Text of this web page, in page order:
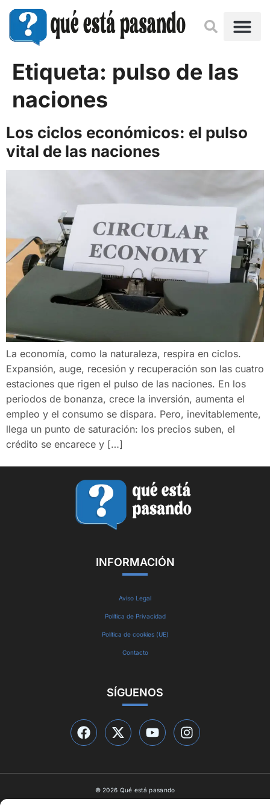
Etiqueta: pulso de las
naciones
Los ciclos económicos: el pulso
vital de las naciones
La economía, como la naturaleza, respira en ciclos.
Expansión, auge, recesión y recuperación son las cuatro
estaciones que rigen el pulso de las naciones. En los
periodos de bonanza, crece la inversión, aumenta el
empleo y el consumo se dispara. Pero, inevitablemente,
llega un punto de saturación: los precios suben, el
crédito se encarece y […]
INFORMACIÓN
Aviso Legal
Política de Privacidad
Política de cookies (UE)
Contacto
SÍGUENOS
© 2026 Qué está pasando